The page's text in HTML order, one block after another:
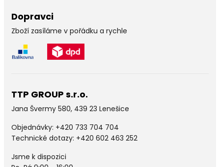
Dopravci
Zboží zasíláme v pořádku a rychle
TTP GROUP s.r.o.
Jana Švermy 580, 439 23 Lenešice
Objednávky: +420 733 704 704
Technické dotazy: +420 602 463 252
Jsme k dispozici